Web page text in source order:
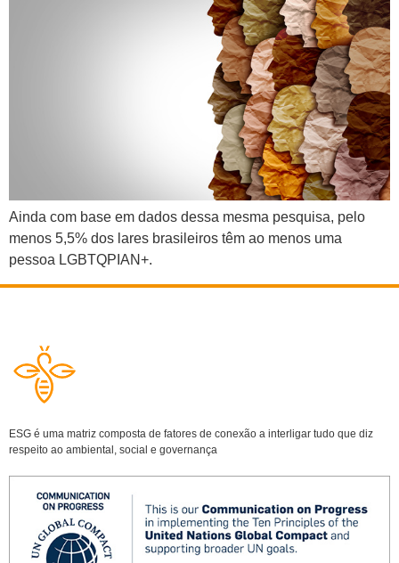
Ainda com base em dados dessa mesma pesquisa, pelo
menos 5,5% dos lares brasileiros têm ao menos uma
pessoa LGBTQPIAN+.
ESG é uma matriz composta de fatores de conexão a interligar tudo que diz
respeito ao ambiental, social e governança